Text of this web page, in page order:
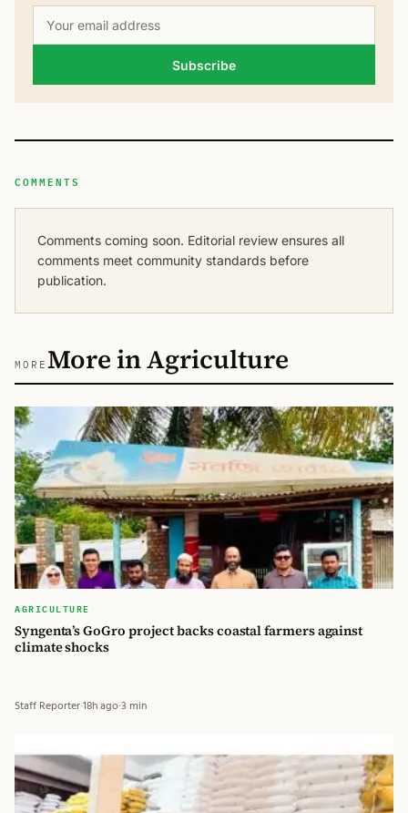
Subscribe
COMMENTS
Comments coming soon. Editorial review ensures all
comments meet community standards before
publication.
MORE More in Agriculture
AGRICULTURE
Syngenta’s GoGro project backs coastal farmers against
climate shocks
Staff Reporter·18h ago·3 min